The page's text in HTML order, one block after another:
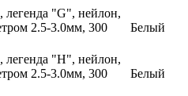
легенда "G", нейлон,
2.5-3.0мм, 300
Белый
легенда "H", нейлон,
2.5-3.0мм, 300
Белый